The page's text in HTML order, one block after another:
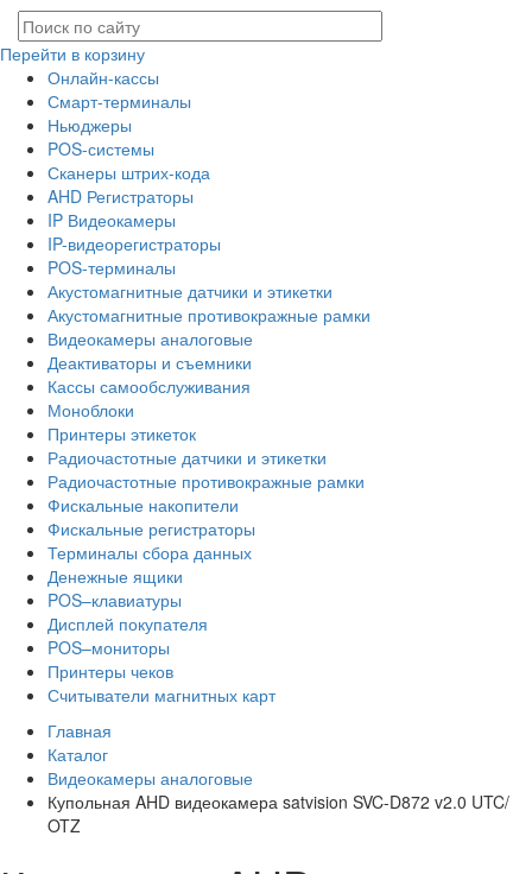
Перейти в корзину
Онлайн-кассы
Смарт-терминалы
Ньюджеры
POS-системы
Сканеры штрих-кода
AHD Регистраторы
IP Видеокамеры
IP-видеорегистраторы
POS-терминалы
Акустомагнитные датчики и этикетки
Акустомагнитные противокражные рамки
Видеокамеры аналоговые
Деактиваторы и съемники
Кассы самообслуживания
Моноблоки
Принтеры этикеток
Радиочастотные датчики и этикетки
Радиочастотные противокражные рамки
Фискальные накопители
Фискальные регистраторы
Терминалы сбора данных
Денежные ящики
POS–клавиатуры
Дисплей покупателя
POS–мониторы
Принтеры чеков
Считыватели магнитных карт
Главная
Каталог
Видеокамеры аналоговые
Купольная AHD видеокамера satvision SVC-D872 v2.0 UTC/
OTZ